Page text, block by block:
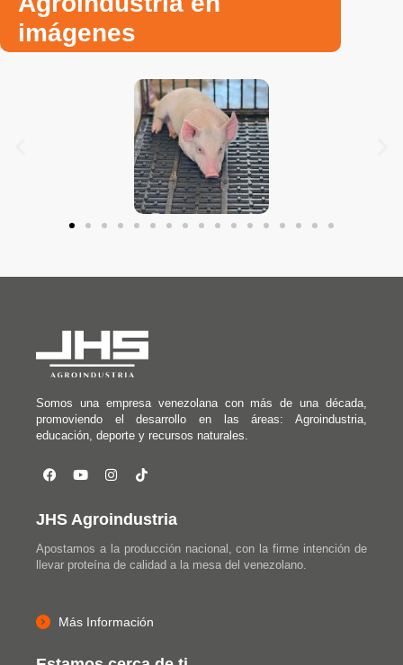
imágenes
Somos una empresa venezolana con más de una década,
promoviendo el desarrollo en las áreas: Agroindustria,
educación, deporte y recursos naturales.
JHS Agroindustria
Apostamos a la producción nacional, con la firme intención de
llevar proteína de calidad a la mesa del venezolano.
Más Información